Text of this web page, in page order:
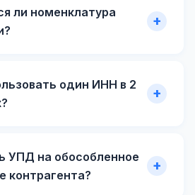
ли номенклатура
один ИНН в 2
УПД на обособленное
контрагента?